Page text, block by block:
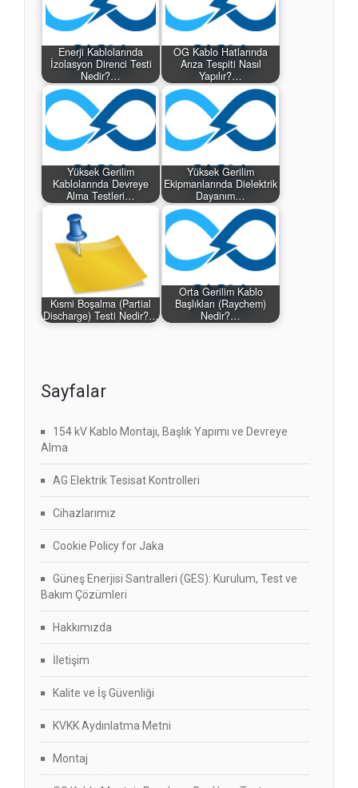
Enerji Kablolarında
İzolasyon Direnci Testi
Nedir?…
OG Kablo Hatlarında
Arıza Tespiti Nasıl
Yapılır?…
Yüksek Gerilim
Kablolarında Devreye
Alma Testleri…
Yüksek Gerilim
Ekipmanlarında Dielektrik
Dayanım…
Kısmi Boşalma (Partial
Discharge) Testi Nedir?…
Orta Gerilim Kablo
Başlıkları (Raychem)
Nedir?…
Sayfalar
154 kV Kablo Montajı, Başlık Yapımı ve Devreye
Alma
AG Elektrik Tesisat Kontrolleri
Cihazlarımız
Cookie Policy for Jaka
Güneş Enerjisi Santralleri (GES): Kurulum, Test ve
Bakım Çözümleri
Hakkımızda
İletişim
Kalite ve İş Güvenliği
KVKK Aydınlatma Metni
Montaj